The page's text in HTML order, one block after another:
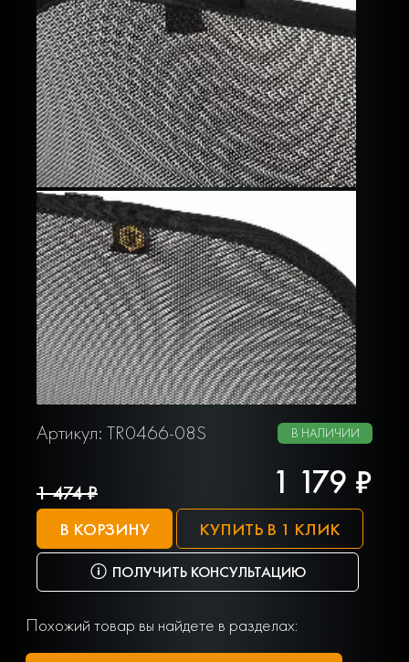
Артикул: TR0466-08S В НАЛИЧИИ
1 474 ₽ 1 179 ₽
В КОРЗИНУ КУПИТЬ В 1 КЛИК
ПОЛУЧИТЬ КОНСУЛЬТАЦИЮ
Похожий товар вы найдете в разделах: